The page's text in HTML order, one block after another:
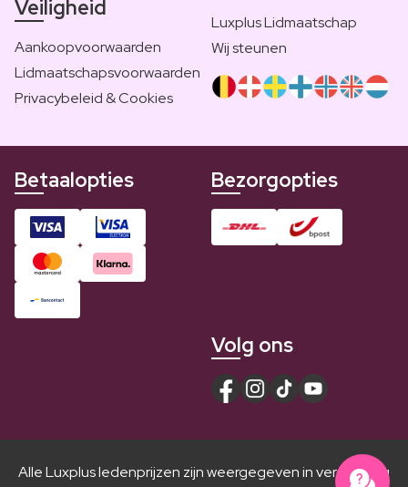
Veiligheid
Aankoopvoorwaarden
Lidmaatschapsvoorwaarden
Privacybeleid & Cookies
Luxplus Lidmaatschap
Wij steunen
Betaalopties Bezorgopties
Volg ons
Alle Luxplus ledenprijzen zijn weergegeven in vergelijking